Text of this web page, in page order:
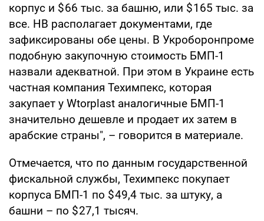
корпус и $ 66 тыс. за башню, или $ 165 тыс. за
все. НВ располагает документами, где
зафиксированы обе цены. В Укроборонпроме
подобную закупочную стоимость БМП-1
назвали адекватной. При этом в Украине есть
частная компания Техимпекс, которая
закупает у Wtorplast аналогичные БМП-1
значительно дешевле и продает их затем в
арабские страны", – говорится в материале.
Отмечается, что по данным государственной
фискальной службы, Техимпекс покупает
корпуса БМП-1 по $ 49,4 тыс. за штуку, а
башни – по $ 27,1 тысяч.